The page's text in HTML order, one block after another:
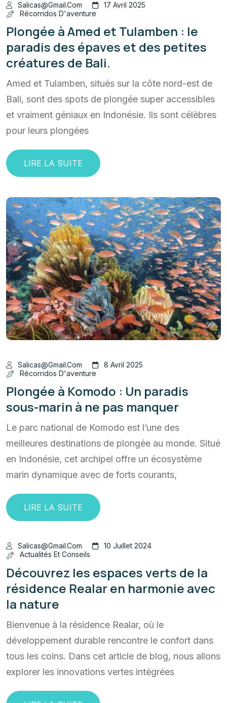
Salicas@gmail.com
17 Avril 2025
Récorridos D'aventure
Plongée à Amed et Tulamben : le
paradis des épaves et des petites
créatures de Bali.
Amed et Tulamben, situés sur la côte nord-est de
Bali, sont des spots de plongée super accessibles
et vraiment géniaux en Indonésie. Ils sont célèbres
pour leurs plongées
LIRE LA SUITE
Salicas@gmail.com
8 Avril 2025
Récorridos D'aventure
Plongée à Komodo : Un paradis
sous-marin à ne pas manquer
Le parc national de Komodo est l’une des
meilleures destinations de plongée au monde. Situé
en Indonésie, cet archipel offre un écosystème
marin dynamique avec de forts courants,
LIRE LA SUITE
Salicas@gmail.com
10 Juillet 2024
Actualités Et Conseils
Découvrez les espaces verts de la
résidence Realar en harmonie avec
la nature
Bienvenue à la résidence Realar, où le
développement durable rencontre le confort dans
tous les coins. Dans cet article de blog, nous allons
explorer les innovations vertes intégrées